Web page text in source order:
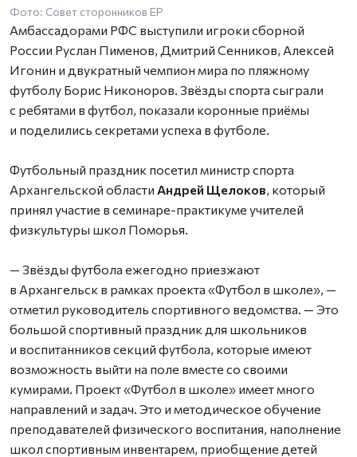
Фото: Совет сторонников ЕР
Амбассадорами РФС выступили игроки сборной
России Руслан Пименов, Дмитрий Сенников, Алексей
Игонин и двукратный чемпион мира по пляжному
футболу Борис Никоноров. Звёзды спорта сыграли
с ребятами в футбол, показали коронные приёмы
и поделились секретами успеха в футболе.
Футбольный праздник посетил министр спорта
Архангельской области Андрей Щелоков, который
принял участие в семинаре-практикуме учителей
физкультуры школ Поморья.
— Звёзды футбола ежегодно приезжают
в Архангельск в рамках проекта «Футбол в школе», —
отметил руководитель спортивного ведомства. — Это
большой спортивный праздник для школьников
и воспитанников секций футбола, которые имеют
возможность выйти на поле вместе со своими
кумирами. Проект «Футбол в школе» имеет много
направлений и задач. Это и методическое обучение
преподавателей физического воспитания, наполнение
школ спортивным инвентарем, приобщение детей